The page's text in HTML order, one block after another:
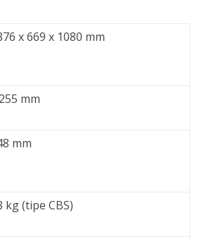
x 669 x 1080 mm
mm
mm
kg (tipe CBS)